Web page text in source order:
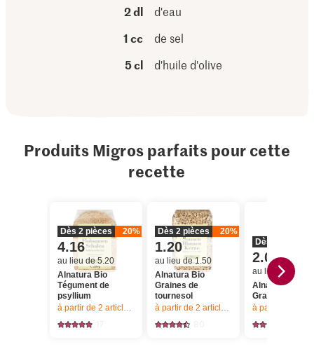
2 dl
d'eau
1 cc
de sel
5 cl
d'huile d'olive
Produits Migros parfaits pour cette
recette
Dès 2 pièces 20%
4.16
au lieu de 5.20
Alnatura Bio
Tégument de
psyllium
à partir de 2 articles, Offre valable du 6.8 au 12.8.2026, jusqu’à
Dès 2 pièces 20%
1.20
au lieu de 1.50
Alnatura Bio
Graines de
tournesol
à partir de 2 articles, Offre valable du
Dès 2 pièces
2.04
au lieu de 2.55
Alnatura Bio
Graines de
à partir de 2